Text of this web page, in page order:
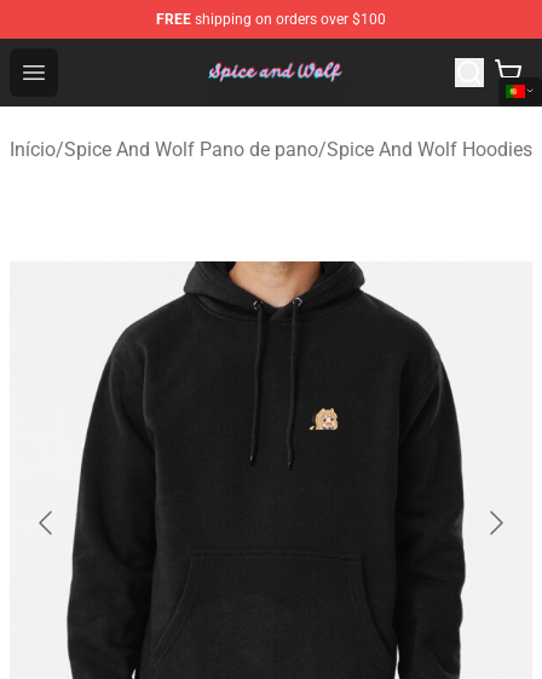
FREE shipping on orders over $100
Open menu
Spice And Wolf Store - Official Spice And Wolf
Início/Spice And Wolf Pano de pano/Spice And Wolf Hoodies